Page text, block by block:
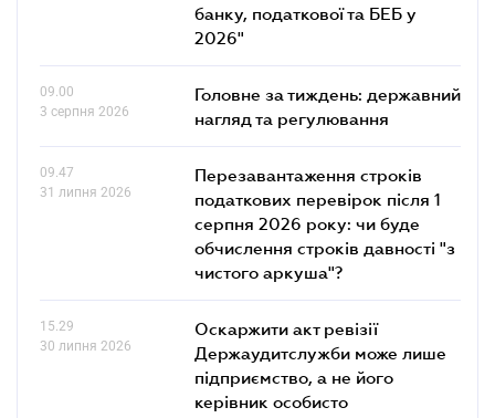
банку, податкової та БЕБ у
2026"
09.00
3 серпня 2026
Головне за тиждень: державний
нагляд та регулювання
09.47
31 липня 2026
Перезавантаження строків
податкових перевірок після 1
серпня 2026 року: чи буде
обчислення строків давності "з
чистого аркуша"?
15.29
30 липня 2026
Оскаржити акт ревізії
Держаудитслужби може лише
підприємство, а не його
керівник особисто